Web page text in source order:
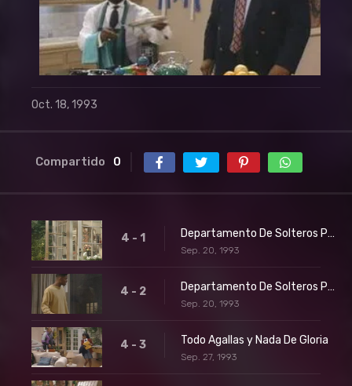
Oct. 18, 1993
Compartido 0
4 - 1 Departamento De Solteros Parte 1
Sep. 20, 1993
4 - 2 Departamento De Solteros Parte 2
Sep. 20, 1993
4 - 3 Todo Agallas y Nada De Gloria
Sep. 27, 1993